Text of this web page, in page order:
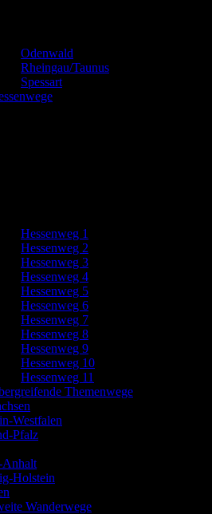
Odenwald
Rheingau/Taunus
Spessart
Hessenweg 1
Hessenweg 2
Hessenweg 3
Hessenweg 4
Hessenweg 5
Hessenweg 6
Hessenweg 7
Hessenweg 8
Hessenweg 9
Hessenweg 10
Hessenweg 11
Themenwege
Westfalen
Pfalz
Anhalt
Holstein
Wanderwege